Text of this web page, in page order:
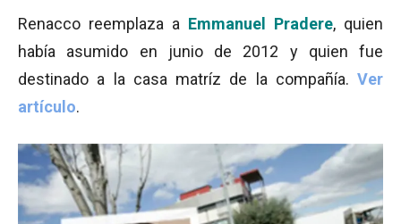
Renacco reemplaza a Emmanuel Pradere, quien
había asumido en junio de 2012 y quien fue
destinado a la casa matríz de la compañía. Ver
artículo.